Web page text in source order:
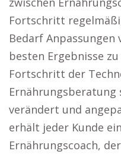
Fortschritt
Bedarf
besten Ergebnisse
Fortschritt der
verändert und
erhält jeder Kunde
Ernährungscoach,